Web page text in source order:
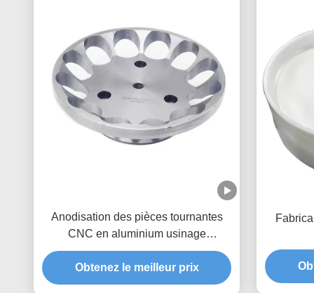
Anodisation des pièces tournantes
CNC en aluminium usinage
personnalisé 5 axes fraisage CNC
Obtenez le meilleur prix